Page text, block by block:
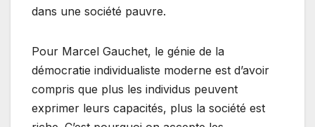
dans une société pauvre.
Pour Marcel Gauchet, le génie de la
démocratie individualiste moderne est d’avoir
compris que plus les individus peuvent
exprimer leurs capacités, plus la société est